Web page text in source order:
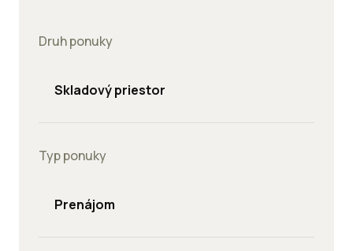
Druh ponuky
Skladový priestor
Typ ponuky
Prenájom